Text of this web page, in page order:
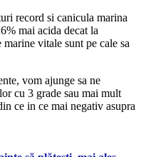
record si canicula marina
mai acida decat la
vitale sunt pe cale sa
vom ajunge sa ne
cu 3 grade sau mai mult
ce in ce mai negativ asupra